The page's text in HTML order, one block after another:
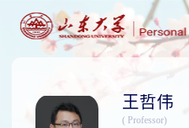
王哲伟
( Professor)